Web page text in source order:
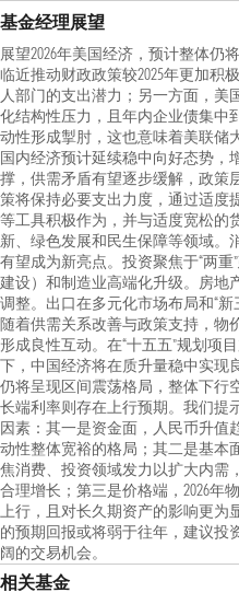
基金经理展望
展望2026年美国经济，预计整体仍
临近推动财政政策较2025年更加积
人部门的支出潜力；另一方面，美
化结构性压力，且年内企业债集中
动性形成掣肘，这也意味着美联储
国内经济预计延续稳中向好态势，
撑，供需矛盾有望逐步缓解，政策
策将保持必要支出力度，通过适度
等工具积极作为，并与适度宽松的
新、绿色发展和民生保障等领域。
有望成为新亮点。投资聚焦于“两
建设）和制造业高端化升级。房地
调整。出口在多元化市场布局和“新
随着供需关系改善与政策支持，物
形成良性互动。在“十五五”规划项
下，中国经济将在质升量稳中实现
仍将呈现区间震荡格局，整体下行
长端利率则存在上行预期。我们提
因素：其一是资金面，人民币升值
动性整体宽裕的格局；其二是基本
焦消费、投资领域发力以扩大内需
合理增长；第三是价格端，2026年
上行，且对长久期资产的影响更为
的预期回报或将弱于往年，建议投
阔的交易机会。
相关基金